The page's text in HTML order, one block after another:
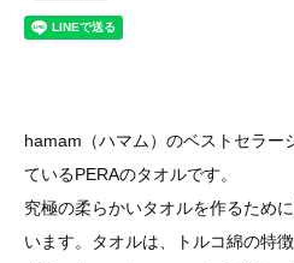
hamam（ハマム）のベストセラー
ているPERAのタオルです。
究極の柔らかいタオルを作るため
います。タオルは、トルコ綿の特